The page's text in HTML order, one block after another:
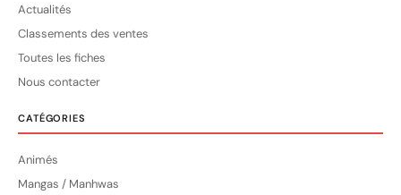
Actualités
Classements des ventes
Toutes les fiches
Nous contacter
CATÉGORIES
Animés
Mangas / Manhwas